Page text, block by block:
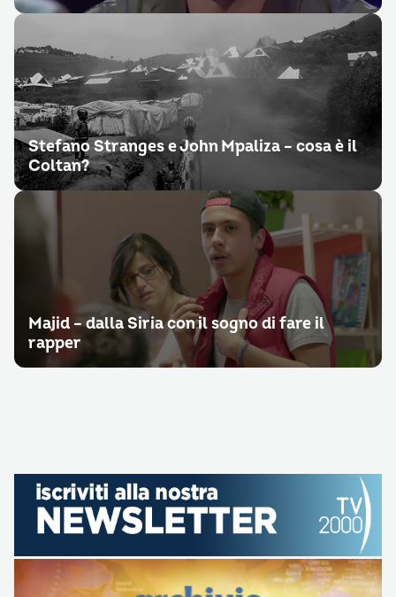
Stefano Stranges e John Mpaliza – cosa è il
Coltan?
Majid – dalla Siria con il sogno di fare il
rapper